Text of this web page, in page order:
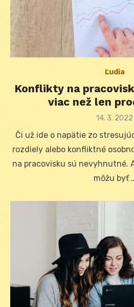
Ľudia
Konflikty na
viac než len
Posted
14. 3. 2022
Či už ide o napätie zo
rozdiely alebo konfliktné
na pracovisku sú nevyhnutné.
môžu byť